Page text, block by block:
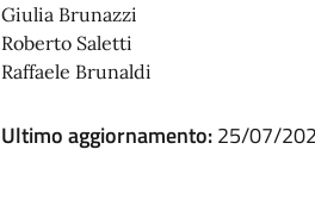
Giulia Brunazzi
Roberto Saletti
Raffaele Brunaldi
Ultimo aggiornamento:25/07/